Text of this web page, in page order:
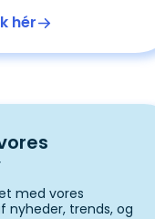
hér
med vores
nyheder, trends, og